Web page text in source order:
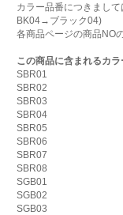
カラー品番につきまし
BK04→ブラック04)
各商品ページの商品NO
この商品に含まれるカラ
SBR01
SBR02
SBR03
SBR04
SBR05
SBR06
SBR07
SBR08
SGB01
SGB02
SGB03